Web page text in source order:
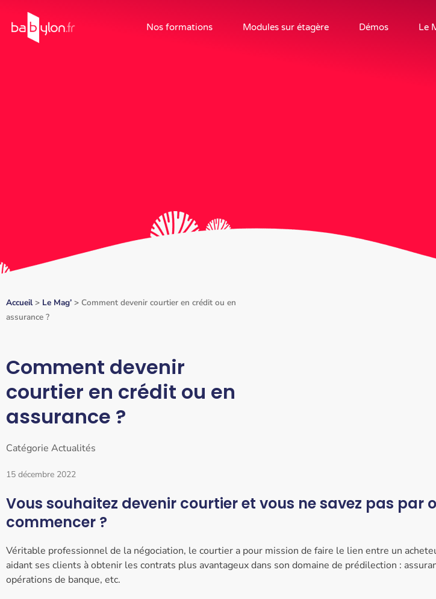
Nos formations Modules sur étagère Démos Le
Accueil> Le Mag’ > Comment devenir courtier en crédit ou en
assurance ?
Comment devenir
courtier en crédit ou en
assurance ?
Catégorie Actualités
15 décembre 2022
Vous souhaitez devenir courtier et vous ne savez pas par
commencer ?
Véritable professionnel de la négociation, le courtier a pour mission de faire le lien entre un
aidant ses clients à obtenir les contrats plus avantageux dans son domaine de prédilection :
opérations de banque, etc.